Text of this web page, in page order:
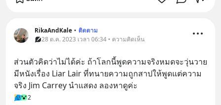
RikaAndKale • ติดตาม
28 ต.ค. 2023 เวลา 06:34 • ความคิดเห็น
ส่วนตัวคิดว่าไม่ได้ค่ะ ถ้าโลกนี้พูดความจริงหมดจะวุ่นวาย
มีหนังเรื่อง Liar Lair ที่ทนายความถูกสาปให้พูดแต่ความ
จริง Jim Carrey นำแสดง ลองหาดูค่ะ
2